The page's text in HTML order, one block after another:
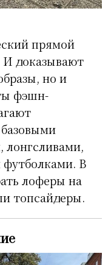
прямой
И доказывают
но и
фэшн-
лонгсливами,
В
лоферы на
топсайдеры.